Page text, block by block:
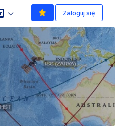
Zaloguj się